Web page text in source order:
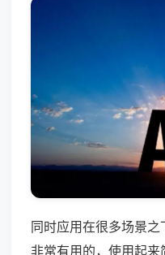
同时应用在很多场景
非常有用的，使用起